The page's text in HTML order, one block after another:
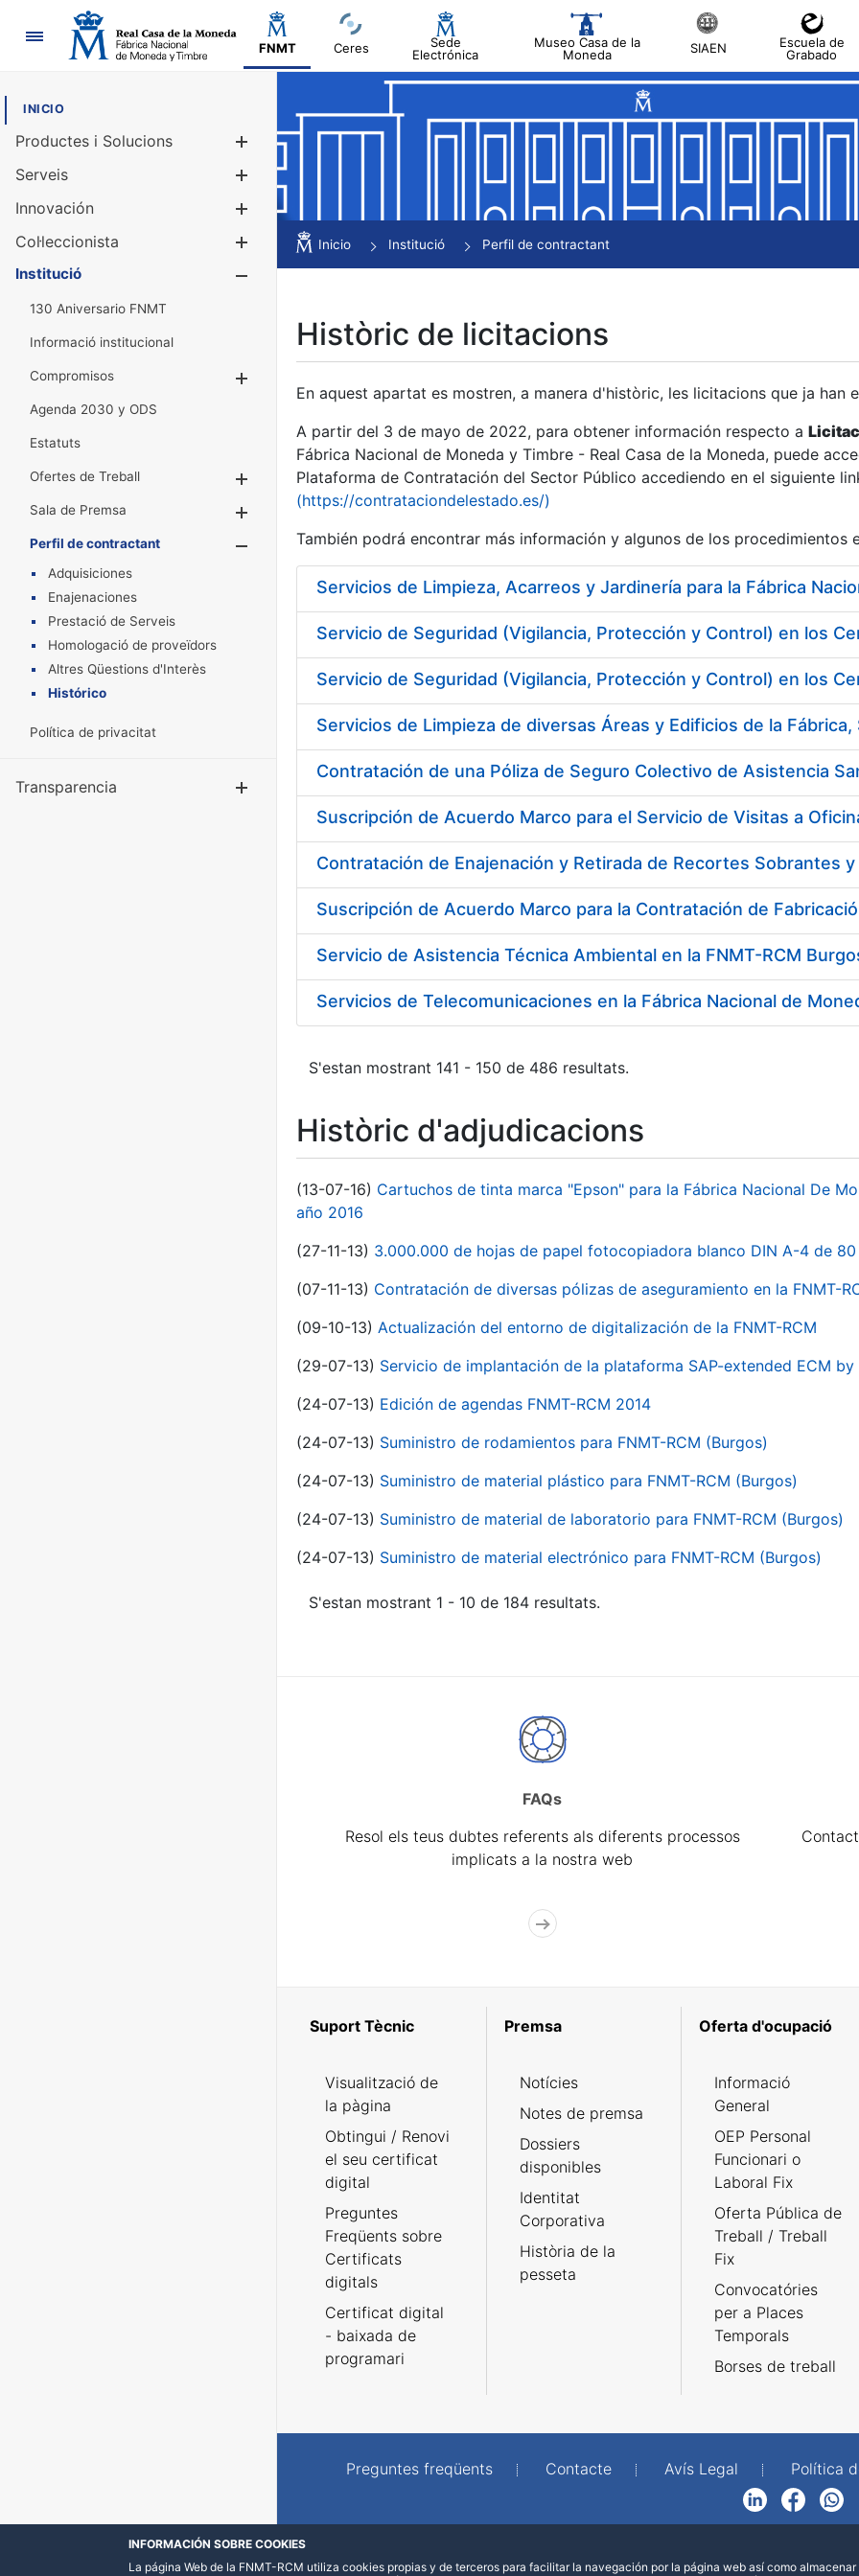
Navegació
FNMT Ceres
Sede
Electrónica
Museo Casa de la
Moneda
SIAEN
Escuela de
Grabado
INICIO
Productes i Solucions
Mostra/Amaga
Serveis
Innovación
Col·leccionista
Mostra/Amaga
Institució
130 Aniversario FNMT
Informació institucional
Compromisos
Agenda 2030 y ODS
Estatuts
Ofertes de Treball
Mostra/Amaga
Sala de Premsa
Mostra/Amaga
Perfil de contractant
Mostra/Amaga
Adquisiciones
Enajenaciones
Prestació de Serveis
Homologació de proveïdors
Altres Qüestions d'Interès
Histórico
Política de privacitat
Transparencia
Inicio Institució Perfil de contractant
Històric de licitacions
En aquest apartat es mostren, a manera d'històric, les licitacions que ja
A partir del 3 de mayo de 2022, para obtener información respecto a
Fábrica Nacional de Moneda y Timbre - Real Casa de la Moneda, puede
Plataforma de Contratación del Sector Público accediendo en el siguiente
(https://contrataciondelestado.es/)
También podrá encontrar más información y algunos de los procedimientos
Servicio de Seguridad (Vigilancia, Protección y Control) en los
Servicio de Seguridad (Vigilancia, Protección y Control) en los
Contratación de una Póliza de Seguro Colectivo de Asistencia
Suscripción de Acuerdo Marco para el Servicio de Visitas a
Suscripción de Acuerdo Marco para la Contratación de
Servicio de Asistencia Técnica Ambiental en la FNMT-RCM
Servicios de Telecomunicaciones en la Fábrica Nacional de
S'estan mostrant 141 - 150 de 486 resultats.
Històric d'adjudicacions
(13-07-16) Cartuchos de tinta marca "Epson" para la Fábrica Nacional De
año 2016
(27-11-13) 3.000.000 de hojas de papel fotocopiadora blanco DIN A-4 de 80
(07-11-13) Contratación de diversas pólizas de aseguramiento en la FNMT-
(09-10-13) Actualización del entorno de digitalización de la FNMT-RCM
(29-07-13) Servicio de implantación de la plataforma SAP-extended ECM by
(24-07-13) Edición de agendas FNMT-RCM 2014
(24-07-13) Suministro de rodamientos para FNMT-RCM (Burgos)
(24-07-13) Suministro de material plástico para FNMT-RCM (Burgos)
(24-07-13) Suministro de material de laboratorio para FNMT-RCM (Burgos)
(24-07-13) Suministro de material electrónico para FNMT-RCM (Burgos)
S'estan mostrant 1 - 10 de 184 resultats.
FAQs
Resol els teus dubtes referents als diferents processos
implicats a la nostra web
Suport Tècnic
Visualització de
la pàgina
Obtingui / Renovi
el seu certificat
digital
Preguntes
Freqüents sobre
Certificats
digitals
Certificat digital
- baixada de
programari
Premsa
Notícies
Notes de premsa
Dossiers
disponibles
Identitat
Corporativa
Història de la
pesseta
Oferta d'ocupació
Informació
General
OEP Personal
Funcionari o
Laboral Fix
Oferta Pública de
Treball / Treball
Fix
Convocatóries
per a Places
Temporals
Borses de treball
Preguntes freqüents Contacte Avís Legal Política
FacebookWhatsApp
INFORMACIÓN SOBRE COOKIES
La página Web de la FNMT-RCM utiliza cookies propias y de terceros para facilitar la navegación por la página web así como